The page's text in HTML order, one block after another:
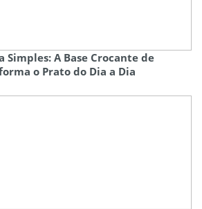
A Base Crocante de
o Prato do Dia a Dia